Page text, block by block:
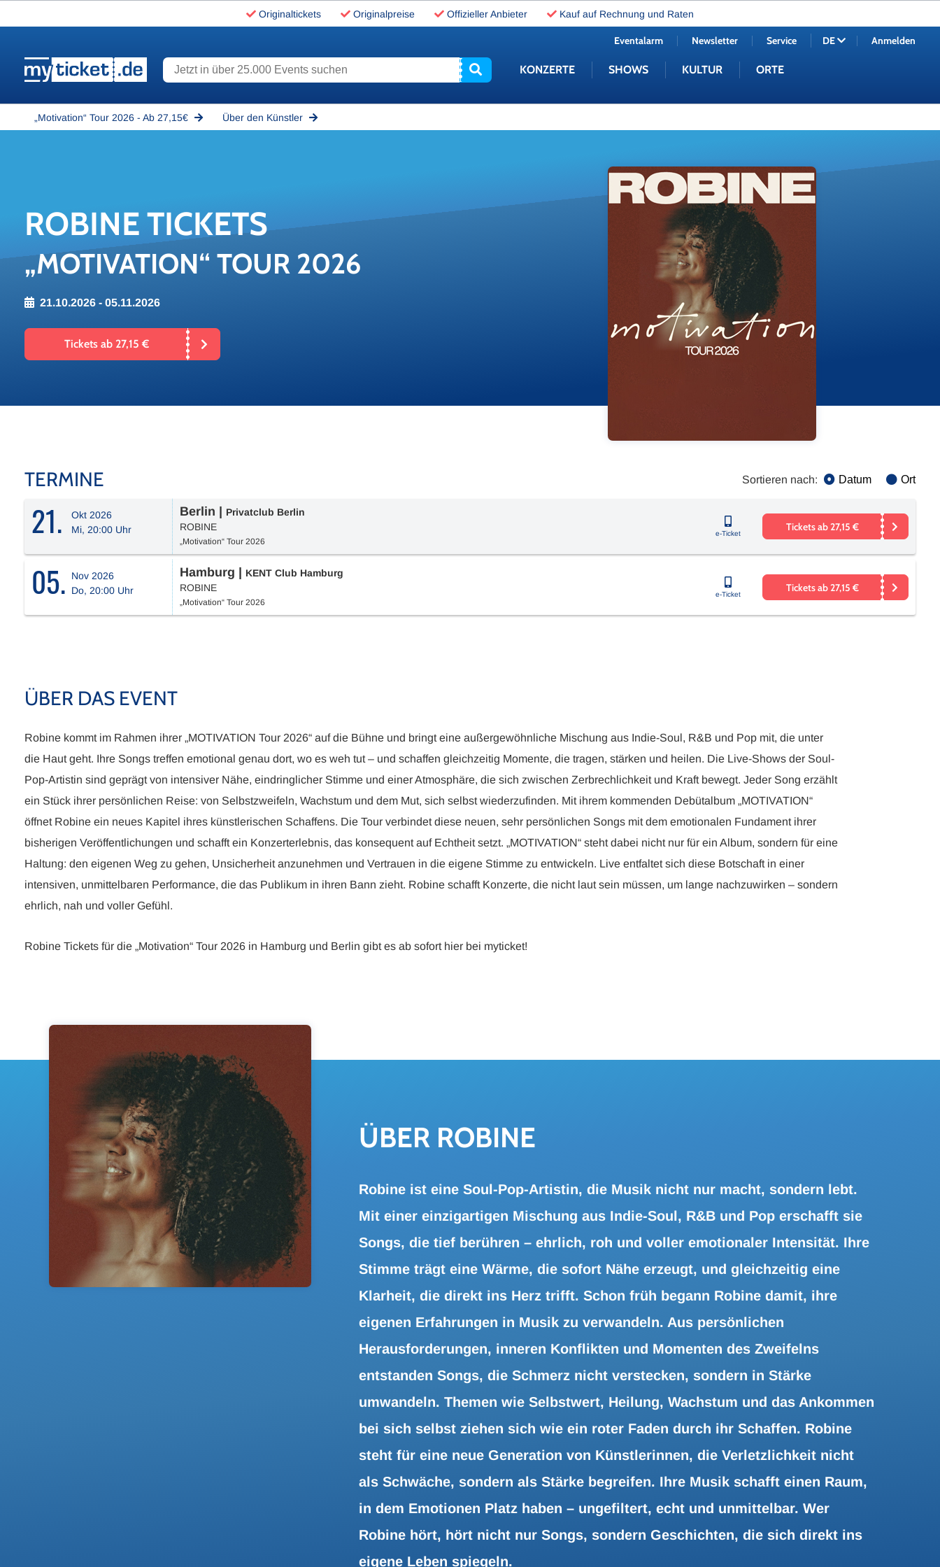
Originaltickets Originalpreise Offizieller Anbieter Kauf auf Rechnung und Raten
Jetzt in über 25.000 Events suchen KONZERTE SHOWS KULTUR ORTE
Eventalarm Newsletter Service DE Anmelden
„Motivation“ Tour 2026 - Ab 27,15€ Über den Künstler
RO­BI­NE TI­CKETS
„MOTIVATION“ TOUR 2026
21.10.2026 - 05.11.2026
Tickets ab 27,15 €
TERMINE Sortieren nach: Datum Ort
21.
Okt 2026
Mi, 20:00 Uhr
Berlin
Privatclub Berlin
ROBINE
„Motivation“ Tour 2026
e-Ticket
Tickets ab 27,15 €
05.
Nov 2026
Do, 20:00 Uhr
Hamburg
KENT Club Hamburg
ROBINE
„Motivation“ Tour 2026
e-Ticket
Tickets ab 27,15 €
ÜBER DAS EVENT
Robine kommt im Rahmen ihrer „MOTIVATION Tour 2026“ auf die Bühne und bringt eine außergewöhnliche Mischung aus Indie-Soul, R&B und Pop mit, die unter
die Haut geht. Ihre Songs treffen emotional genau dort, wo es weh tut – und schaffen gleichzeitig Momente, die tragen, stärken und heilen. Die Live-Shows der Soul-
Pop-Artistin sind geprägt von intensiver Nähe, eindringlicher Stimme und einer Atmosphäre, die sich zwischen Zerbrechlichkeit und Kraft bewegt. Jeder Song erzählt
ein Stück ihrer persönlichen Reise: von Selbstzweifeln, Wachstum und dem Mut, sich selbst wiederzufinden. Mit ihrem kommenden Debütalbum „MOTIVATION“
öffnet Robine ein neues Kapitel ihres künstlerischen Schaffens. Die Tour verbindet diese neuen, sehr persönlichen Songs mit dem emotionalen Fundament ihrer
bisherigen Veröffentlichungen und schafft ein Konzerterlebnis, das konsequent auf Echtheit setzt. „MOTIVATION“ steht dabei nicht nur für ein Album, sondern für eine
Haltung: den eigenen Weg zu gehen, Unsicherheit anzunehmen und Vertrauen in die eigene Stimme zu entwickeln. Live entfaltet sich diese Botschaft in einer
intensiven, unmittelbaren Performance, die das Publikum in ihren Bann zieht. Robine schafft Konzerte, die nicht laut sein müssen, um lange nachzuwirken – sondern
ehrlich, nah und voller Gefühl.
Robine Tickets für die „Motivation“ Tour 2026 in Hamburg und Berlin gibt es ab sofort hier bei myticket!
ÜBER RO­BI­NE
Robine ist eine Soul-Pop-Artistin, die Musik nicht nur macht, sondern lebt.
Mit einer einzigartigen Mischung aus Indie-Soul, R&B und Pop erschafft sie
Songs, die tief berühren – ehrlich, roh und voller emotionaler Intensität. Ihre
Stimme trägt eine Wärme, die sofort Nähe erzeugt, und gleichzeitig eine
Klarheit, die direkt ins Herz trifft. Schon früh begann Robine damit, ihre
eigenen Erfahrungen in Musik zu verwandeln. Aus persönlichen
Herausforderungen, inneren Konflikten und Momenten des Zweifelns
entstanden Songs, die Schmerz nicht verstecken, sondern in Stärke
umwandeln. Themen wie Selbstwert, Heilung, Wachstum und das Ankommen
bei sich selbst ziehen sich wie ein roter Faden durch ihr Schaffen. Robine
steht für eine neue Generation von Künstlerinnen, die Verletzlichkeit nicht
als Schwäche, sondern als Stärke begreifen. Ihre Musik schafft einen Raum,
in dem Emotionen Platz haben – ungefiltert, echt und unmittelbar. Wer
Robine hört, hört nicht nur Songs, sondern Geschichten, die sich direkt ins
eigene Leben spiegeln.